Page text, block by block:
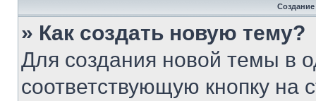
» Как создать новую тему?
Для создания новой темы в
соответствующую кнопку